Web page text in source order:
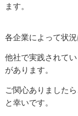
ます。
各企業によって状況
他社で実践されて
があります。
ご関心ありました
と幸いです。